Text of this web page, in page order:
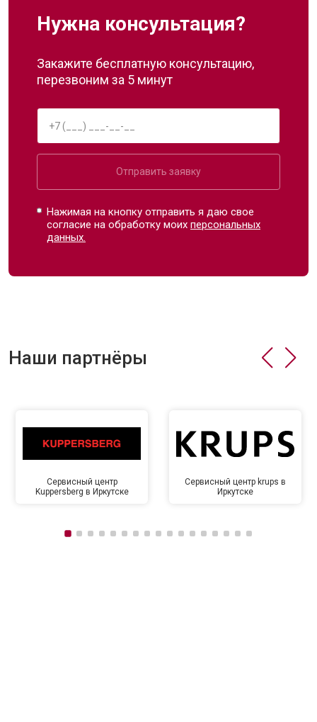
Нужна консультация?
Закажите бесплатную консультацию,
перезвоним за 5 минут
Отправить заявку
Нажимая на кнопку отправить я даю свое
согласие на обработку моихперсональных
данных.
Наши партнёры
Сервисный центр
Kuppersberg в Иркутске
Сервисный центр krups в
Иркутске